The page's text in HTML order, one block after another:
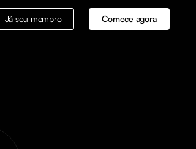
Já sou membro Comece agora